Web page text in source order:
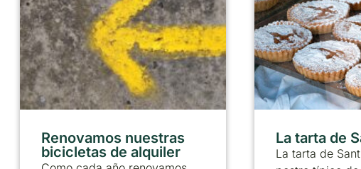
Renovamos nuestras
bicicletas de alquiler
La tarta de
La tarta de